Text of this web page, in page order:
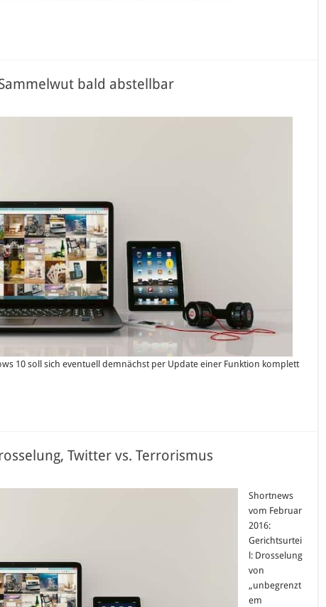
bald abstellbar
10 soll sich eventuell demnächst per Update einer Funktion komplett
Twitter vs. Terrorismus
Shortnews
vom Februar
2016:
Gerichtsurtei
l: Drosselung
von
„unbegrenzt
em